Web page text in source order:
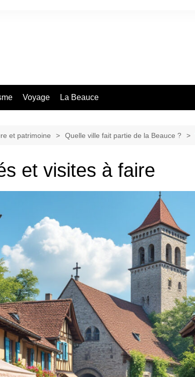
Voyage La Beauce
et patrimoine Quelle ville fait partie de la Beauce ?
et visites à faire